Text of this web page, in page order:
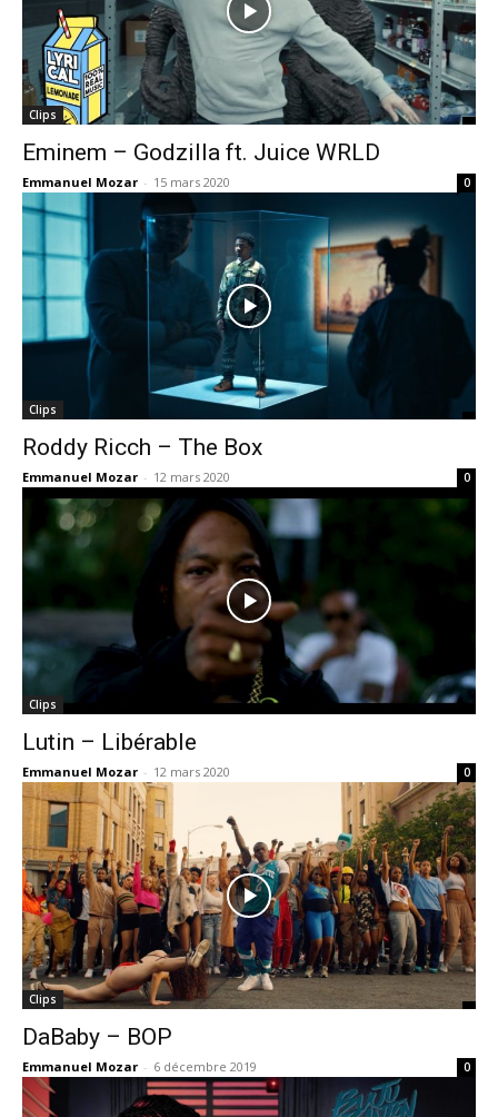
Clips
Eminem – Godzilla ft. Juice WRLD
Emmanuel Mozar - 15 mars 2020 0
Clips
Roddy Ricch – The Box
Emmanuel Mozar - 12 mars 2020 0
Clips
Lutin – Libérable
Emmanuel Mozar - 12 mars 2020 0
Clips
DaBaby – BOP
Emmanuel Mozar - 6 décembre 2019 0